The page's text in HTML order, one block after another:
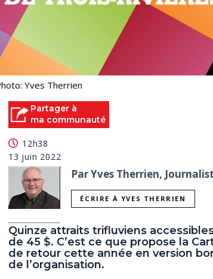
Yves Therrien
Partager à
ma communauté
12h38
13 juin 2022
Par Yves Therrien,
ÉCRIRE À YVES THERRIEN
Quinze attraits trifluviens
de 45 $. C’est ce que propose la
de retour cette année en version
de l’organisation.